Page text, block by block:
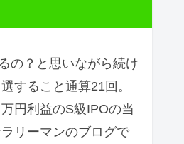
の？と思いながら続け
すること通算21回。
円利益のS級IPOの当
リーマンのブログで